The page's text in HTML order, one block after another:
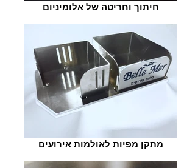
חיתוך וחריטה של אלומיניום
מתקן מפיות לאולמות אירועים